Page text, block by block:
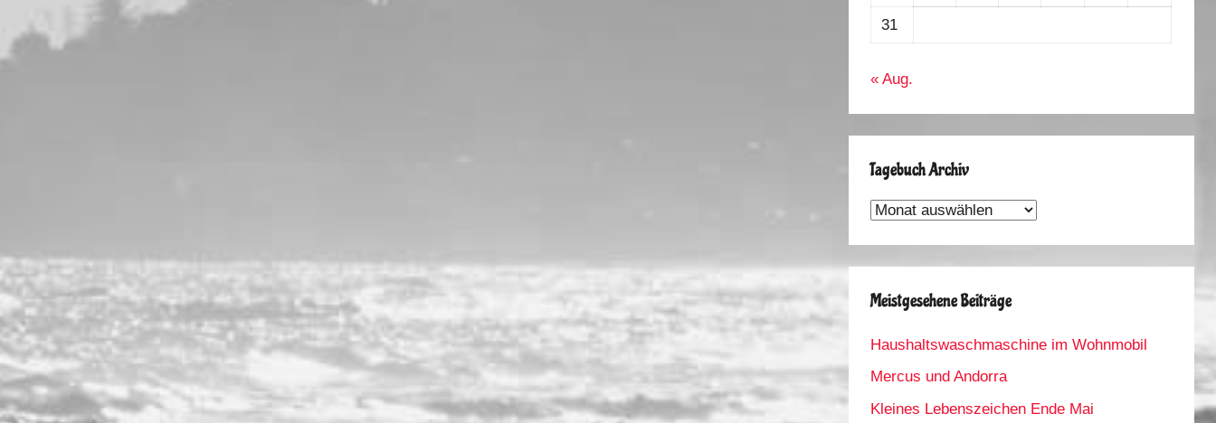
31
« Aug.
Tagebuch Archiv
Tagebuch
Meistgesehene Beiträge
Haushaltswaschmaschine im Wohnmobil
Mercus und Andorra
Kleines Lebenszeichen Ende Mai